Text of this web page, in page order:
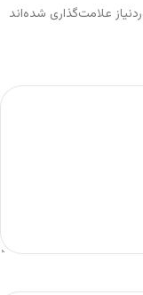
علامت‌گذاری شده‌اند